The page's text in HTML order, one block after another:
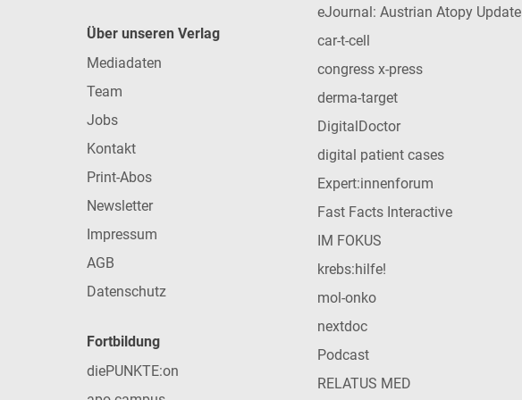
Über unseren Verlag
Mediadaten
Team
Jobs
Kontakt
Print-Abos
Newsletter
Impressum
AGB
Datenschutz
Fortbildung
diePUNKTE:on
eJournal: Austrian Atopy Update
car-t-cell
congress x-press
derma-target
DigitalDoctor
digital patient cases
Expert:innenforum
Fast Facts Interactive
IM FOKUS
krebs:hilfe!
mol-onko
nextdoc
Podcast
RELATUS MED